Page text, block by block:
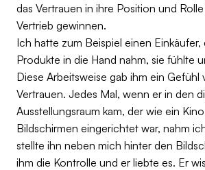
das Vertrauen in ihre Position und
Vertrieb gewinnen.
Ich hatte zum Beispiel einen Einkäufer,
Produkte in die Hand nahm, sie fühlte
Diese Arbeitsweise gab ihm ein
Vertrauen. Jedes Mal, wenn er in den
Ausstellungsraum kam, der wie ein
Bildschirmen eingerichtet war, nahm
stellte ihn neben mich hinter den
ihm die Kontrolle und er liebte es. Er